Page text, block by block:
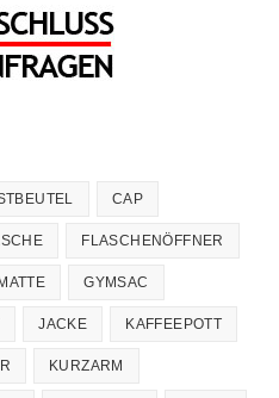
CAP
FLASCHENÖFFNER
GYMSAC
JACKE KAFFEEPOTT
KURZARM